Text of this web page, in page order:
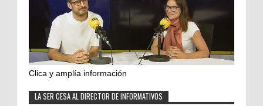
Clica y amplía información
LA SER CESA AL DIRECTOR DE INFORMATIVOS